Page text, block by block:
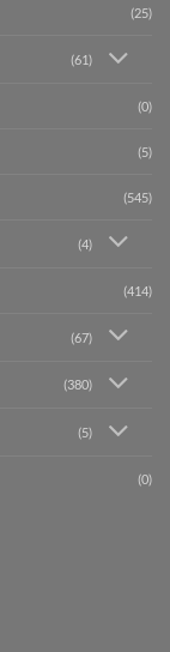
(25)
(61)
(0)
(5)
(545)
(4)
(414)
(67)
(380)
(5)
(0)